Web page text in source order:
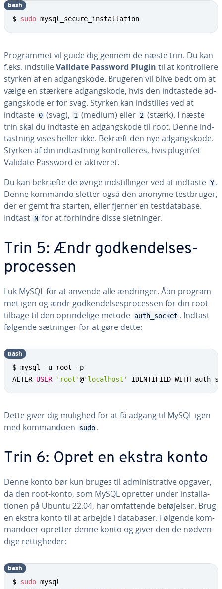
$ sudo mysql_secure_installation
bash
Pro­gram­met vil guide dig gennem de næste trin. Du kan
f.eks. indstilleValidate Password Plugin til at kon­trol­le­re
styrken af en ad­gangs­ko­de. Brugeren vil blive bedt om at
vælge en stærkere ad­gangs­ko­de, hvis den ind­ta­ste­de ad­
gangs­ko­de er for svag. Styrken kan indstil­les ved at
indtaste 0 (svag), 1 (medium) eller 2 (stærk). I næste
trin skal du indtaste en ad­gangs­ko­de til root. Denne ind­
tast­ning vises heller ikke. Bekræft den nye ad­gangs­ko­de.
Styrken af din ind­tast­ning kon­trol­le­res, hvis plugin’et
Validate Password er aktiveret.
Du kan bekræfte de øvrige indstil­lin­ger ved at indtaste Y .
Denne kommando sletter også den anonyme test­bru­ger,
der er gemt fra starten, eller fjerner en test­da­ta­ba­se.
Indtast N for at forhindre disse slet­nin­ger.
Trin 5: Ændr god­ken­del­ses­
pro­ces­sen
Luk MySQL for at anvende alle ændringer. Åbn pro­gram­
met igen og ændr god­ken­del­ses­pro­ces­sen for din root
tilbage til den op­rin­de­li­ge metode auth_socket . Indtast
følgende sætninger for at gøre dette:
$ mysql -u root -p
ALTER USER 'root'@'localhost' IDENTIFIED WITH
bash
Dette giver dig mulighed for at få adgang til MySQL igen
med kom­man­do­en
sudo .
Trin 6: Opret en ekstra konto
Denne konto bør kun bruges til ad­mi­ni­stra­ti­ve opgaver,
da den root-konto, som MySQL opretter under in­stal­la­
tio­nen på Ubuntu 22.04, har om­fat­ten­de be­fø­jel­ser. Brug
en ekstra konto til at arbejde i databaser. Følgende kom­
man­do­er opretter denne konto og giver den de nød­ven­
di­ge ret­tig­he­der:
$ sudo mysql
bash